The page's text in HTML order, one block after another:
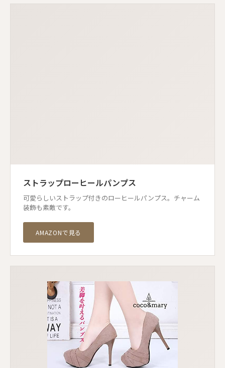
ストラップローヒールパンプス
可愛らしいストラップ付きのローヒールパンプス。チャーム
装飾も素敵です。
AMAZONで見る